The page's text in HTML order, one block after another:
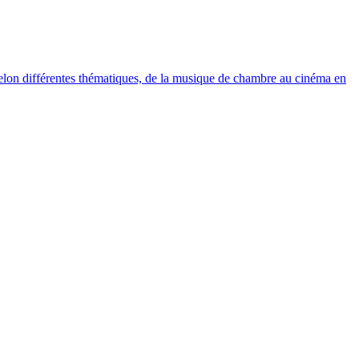
différentes thématiques, de la musique de chambre au cinéma en